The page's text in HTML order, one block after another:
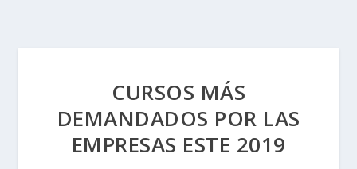
CURSOS MÁS
DEMANDADOS POR LAS
EMPRESAS ESTE 2019